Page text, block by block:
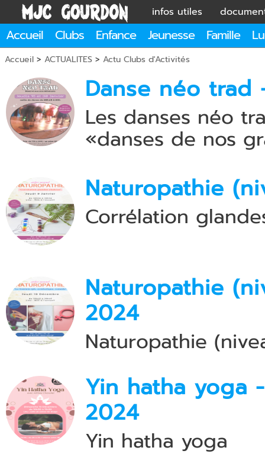
infos utiles
Accueil Clubs Enfance Jeunesse Famille
Accueil > ACTUALITES > Actu Clubs d'Activités
Danse néo
Les danses néo
«danses de nos
Naturopathie
Corrélation
Naturopathie
2024
Naturopathie
Yin hatha yoga
2024
Yin hatha yoga